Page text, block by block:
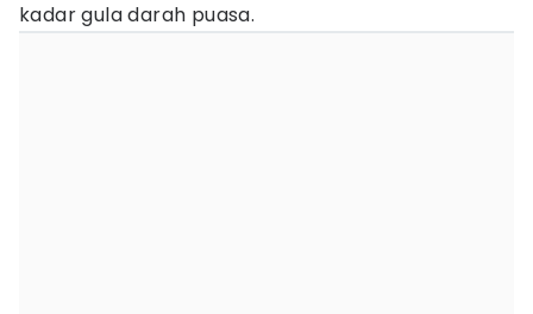
kadar gula darah puasa.